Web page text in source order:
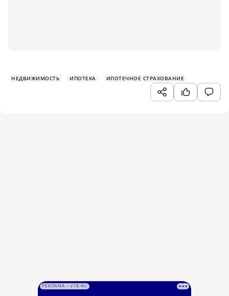
НЕДВИЖИМОСТЬ ИПОТЕКА ИПОТЕЧНОЕ СТРАХОВАНИЕ
РЕКЛАМА • VTB.RU